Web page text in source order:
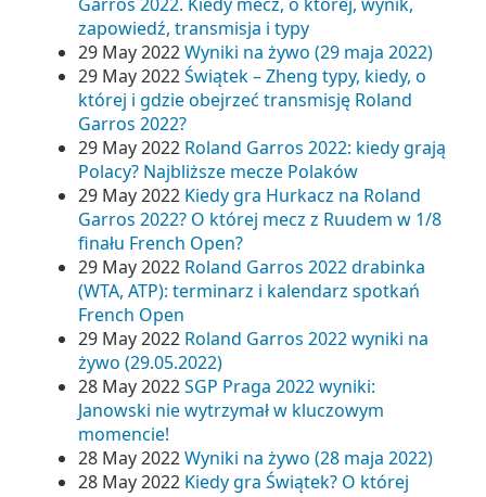
zapowiedź, transmisja i typy
29 May 2022Wyniki na żywo (29 maja 2022)
29 May 2022Świątek – Zheng typy, kiedy, o
której i gdzie obejrzeć transmisję Roland
Garros 2022?
29 May 2022 Roland Garros 2022: kiedy grają
Polacy? Najbliższe mecze Polaków
29 May 2022 Kiedy gra Hurkacz na Roland
Garros 2022? O której mecz z Ruudem w 1/8
finału French Open?
29 May 2022 Roland Garros 2022 drabinka
(WTA, ATP): terminarz i kalendarz spotkań
French Open
29 May 2022 Roland Garros 2022 wyniki na
żywo (29.05.2022)
28 May 2022SGP Praga 2022 wyniki:
Janowski nie wytrzymał w kluczowym
momencie!
28 May 2022Wyniki na żywo (28 maja 2022)
28 May 2022 Kiedy gra Świątek? O której